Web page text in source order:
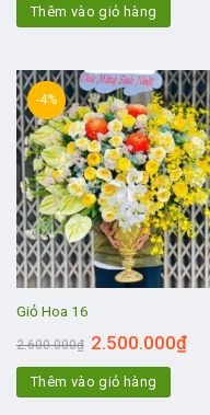
Thêm vào giỏ hàng
-4%
Giỏ Hoa 16
2.600.000₫ 2.500.000₫
Thêm vào giỏ hàng